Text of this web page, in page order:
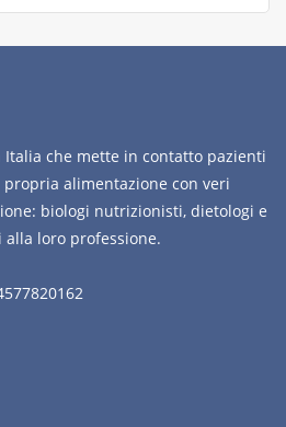
che mette in contatto pazienti
alimentazione con veri
biologi nutrizionisti, dietologi e
loro professione.